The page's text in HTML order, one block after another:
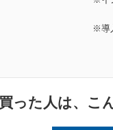
※導
った人は、こ